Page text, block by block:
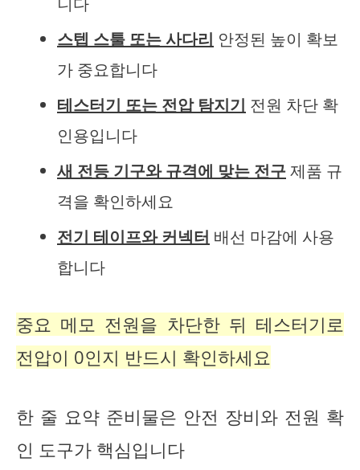
스텝 스툴 또는 사다리 안정된 높이 확보
가 중요합니다
테스터기 또는 전압 탐지기 전원 차단 확
인용입니다
새 전등 기구와 규격에 맞는 전구제품 규
격을 확인하세요
전기 테이프와 커넥터 배선 마감에 사용
합니다
중요 메모 전원을 차단한 뒤 테스터기로
전압이 0인지 반드시 확인하세요
한 줄 요약 준비물은 안전 장비와 전원 확
인 도구가 핵심입니다